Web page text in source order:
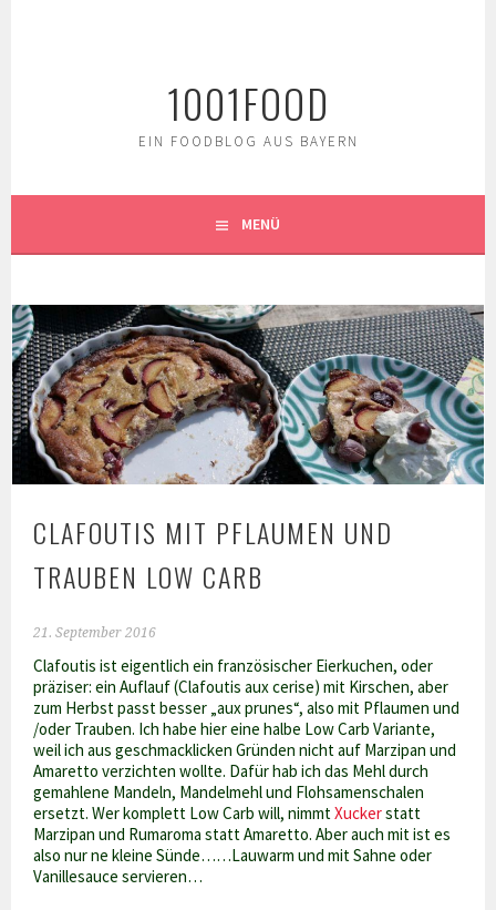
1001FOOD
EIN FOODBLOG AUS BAYERN
MENÜ
CLAFOUTIS MIT PFLAUMEN UND
TRAUBEN LOW CARB
21. September 2016
Clafoutis ist eigentlich ein französischer Eierkuchen, oder
präziser: ein Auflauf (Clafoutis aux cerise) mit Kirschen, aber
zum Herbst passt besser „aux prunes“, also mit Pflaumen und
/oder Trauben. Ich habe hier eine halbe Low Carb Variante,
weil ich aus geschmacklicken Gründen nicht auf Marzipan und
Amaretto verzichten wollte. Dafür hab ich das Mehl durch
gemahlene Mandeln, Mandelmehl und Flohsamenschalen
ersetzt. Wer komplett Low Carb will, nimmtXuckerstatt
Marzipan und Rumaroma statt Amaretto. Aber auch mit ist es
also nur ne kleine Sünde……Lauwarm und mit Sahne oder
Vanillesauce servieren…